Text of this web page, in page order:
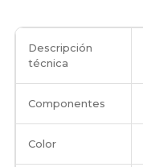
Descripción
técnica
Componentes
Color